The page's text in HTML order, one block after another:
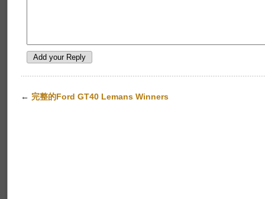
← 完整的Ford GT40 Lemans Winners